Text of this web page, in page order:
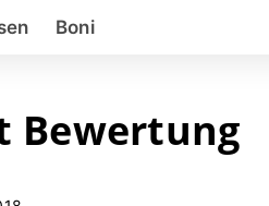
Boni
Bewertung